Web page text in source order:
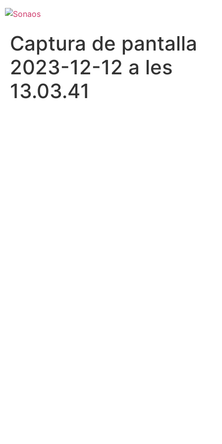
Captura de pantalla
2023-12-12 a les
13.03.41